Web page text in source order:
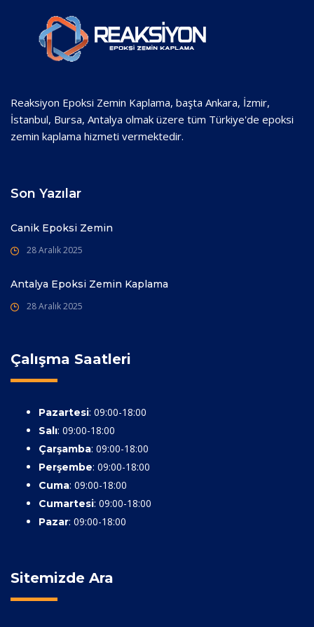
Reaksiyon Epoksi Zemin Kaplama, başta Ankara, İzmir,
İstanbul, Bursa, Antalya olmak üzere tüm Türkiye'de epoksi
zemin kaplama hizmeti vermektedir.
Son Yazılar
Canik Epoksi Zemin
28 Aralık 2025
Antalya Epoksi Zemin Kaplama
28 Aralık 2025
Çalışma Saatleri
Pazartesi: 09:00-18:00
Salı: 09:00-18:00
Çarşamba: 09:00-18:00
Perşembe: 09:00-18:00
Cuma: 09:00-18:00
Cumartesi: 09:00-18:00
Pazar: 09:00-18:00
Sitemizde Ara